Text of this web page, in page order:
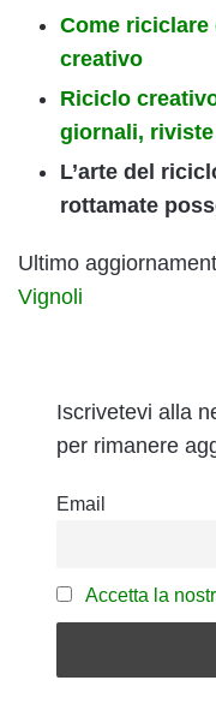
Come
creativo
Riciclo
giornali,
L’arte del
rottamate
Ultimo
Vignoli
Iscrivetevi alla
per rimanere
Email
Accetta la